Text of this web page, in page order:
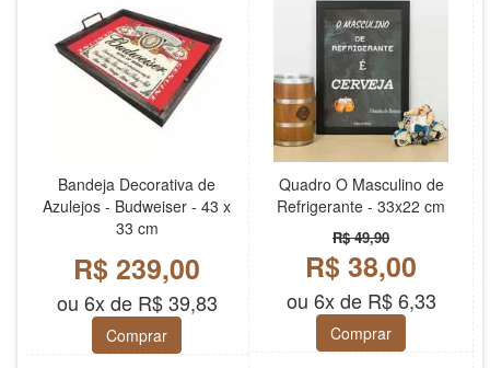
Bandeja Decorativa de
Azulejos - Budweiser - 43 x
33 cm
R$ 239,00
ou 6x de R$ 39,83
Comprar
Quadro O Masculino de
Refrigerante - 33x22 cm
R$ 49,90
R$ 38,00
ou 6x de R$ 6,33
Comprar